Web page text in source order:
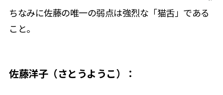
ちなみに佐藤の唯一の弱点は強烈な「猫舌」である
こと。
佐藤洋子（さとうようこ）：